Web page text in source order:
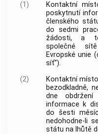
(1) Kontaktní
poskytnutí
členského
do sedmi
žádosti, a
společné
Evropské unie
síť“).
(2)
Kontaktní místo
bezodkladně,
dne
informace k
do šesti
nedohodne-li
státu na lhůtě